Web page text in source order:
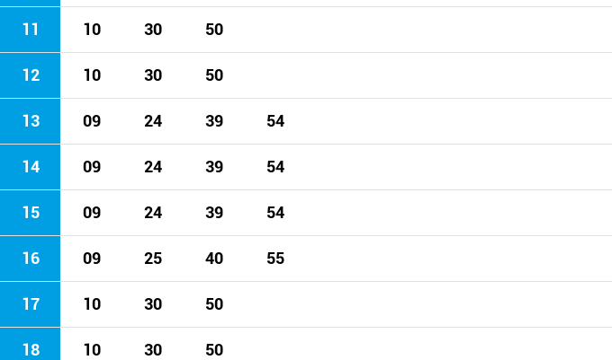
11 10 30 50
12 10 30 50
13 09 24 39 54
14 09 24 39 54
15 09 24 39 54
16 09 25 40 55
17 10 30 50
18 10 30 50